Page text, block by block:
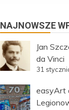
NAJNOWSZE
Jan
da Vinci
31
easyArt